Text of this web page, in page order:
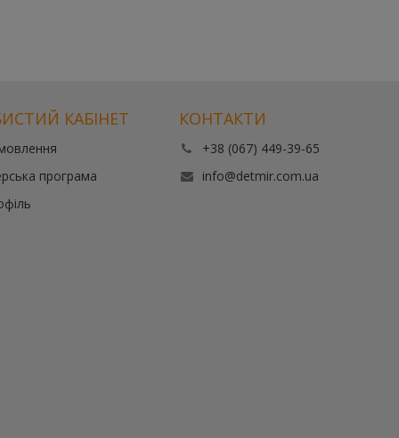
КАБІНЕТ
програма
КОНТАКТИ
+38 (067) 449-39-65
info@detmir.com.ua